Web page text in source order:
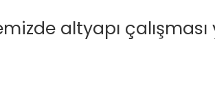
altyapı çalışması